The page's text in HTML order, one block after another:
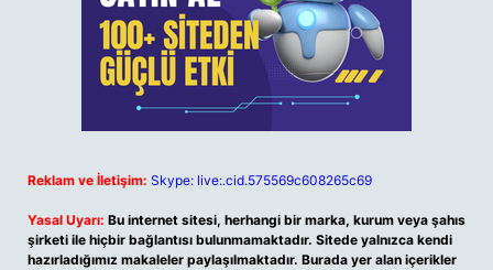
Reklam ve İletişim: Skype: live:.cid.575569c608265c69
Yasal Uyarı: Bu internet sitesi, herhangi bir marka, kurum veya şahıs
şirketi ile hiçbir bağlantısı bulunmamaktadır. Sitede yalnızca kendi
hazırladığımız makaleler paylaşılmaktadır. Burada yer alan içerikler